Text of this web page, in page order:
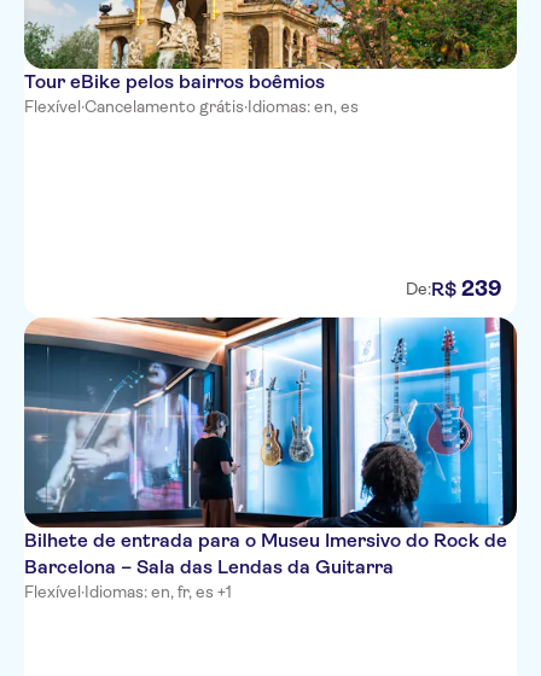
Tour eBike pelos bairros boêmios
Flexível·Cancelamento grátis·Idiomas: en, es
De:R$ 239
Bilhete de entrada para o Museu Imersivo do Rock de
Barcelona – Sala das Lendas da Guitarra
Flexível·Idiomas: en, fr, es +1